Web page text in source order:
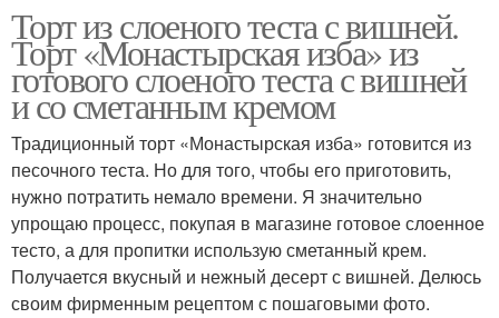
Торт из слоеного теста с вишней.
Торт «Монастырская изба» из
готового слоеного теста с вишней
и со сметанным кремом
Традиционный торт «Монастырская изба» готовится из
песочного теста. Но для того, чтобы его приготовить,
нужно потратить немало времени. Я значительно
упрощаю процесс, покупая в магазине готовое слоенное
тесто, а для пропитки использую сметанный крем.
Получается вкусный и нежный десерт с вишней. Делюсь
своим фирменным рецептом с пошаговыми фото.